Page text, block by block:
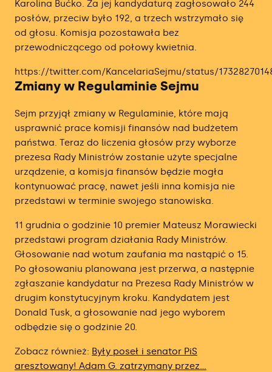
Karolina Bućko. Za jej kandydaturą zagłosowało 244
posłów, przeciw było 192, a trzech wstrzymało się
od głosu. Komisja pozostawała bez
przewodniczącego od połowy kwietnia.
https://twitter.com/KancelariaSejmu/status/
Zmiany w Regulaminie Sejmu
Sejm przyjął zmiany w Regulaminie, które mają
usprawnić prace komisji finansów nad budżetem
państwa. Teraz do liczenia głosów przy wyborze
prezesa Rady Ministrów zostanie użyte specjalne
urządzenie, a komisja finansów będzie mogła
kontynuować pracę, nawet jeśli inna komisja nie
przedstawi w terminie swojego stanowiska.
11 grudnia o godzinie 10 premier Mateusz Morawiecki
przedstawi program działania Rady Ministrów.
Głosowanie nad wotum zaufania ma nastąpić o 15.
Po głosowaniu planowana jest przerwa, a następnie
zgłaszanie kandydatur na Prezesa Rady Ministrów w
drugim konstytucyjnym kroku. Kandydatem jest
Donald Tusk, a głosowanie nad jego wyborem
odbędzie się o godzinie 20.
Zobacz również: Były poseł i senator PiS
aresztowany! Adam G. zatrzymany przez...
Ranking Giełd Kryptowalut
Ranking Firm Prop Tradingowych